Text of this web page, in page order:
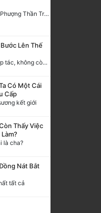
Chương 6550: Long Phượng Thần Trận
Lên Thế
Chương 5552 Trừ hợp tác, không còn cách nào khác!
Có Một Cái
Cấp
kết giới
Thấy Việc
là cha?
Nát Bắt
tất cả